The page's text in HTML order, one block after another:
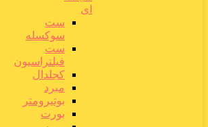
ای
ست
سوکسله
ست
فیلتراسیون
کجلدال
مبرد
بوتیرومتر
بورت